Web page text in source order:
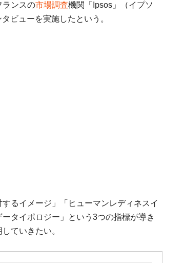
ランスの市場調査機関「Ipsos」（イプソ
ビューを実施したという。
るイメージ」「ヒューマンレディネスイ
タイポロジー」という3つの指標が導き
ていきたい。